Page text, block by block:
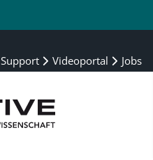
Support Videoportal Jobs